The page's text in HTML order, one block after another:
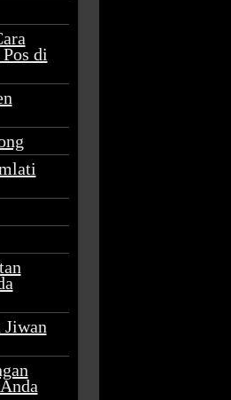
di
Jiwan